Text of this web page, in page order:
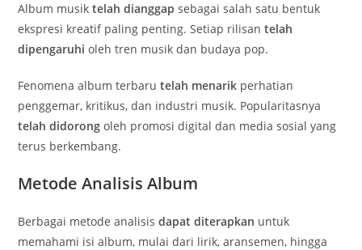
Album musiktelah dianggap sebagai salah satu bentuk
ekspresi kreatif paling penting. Setiap rilisantelah
dipengaruhi oleh tren musik dan budaya pop.
Fenomena album terbarutelah menarik perhatian
penggemar, kritikus, dan industri musik. Popularitasnya
telah didorong oleh promosi digital dan media sosial yang
terus berkembang.
Metode Analisis Album
Berbagai metode analisisdapat diterapkan untuk
memahami isi album, mulai dari lirik, aransemen, hingga